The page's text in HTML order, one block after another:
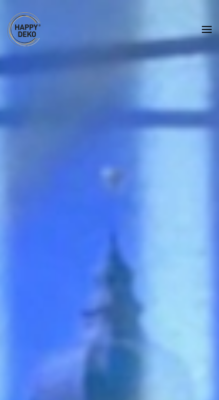
Zum Hauptinhalt springen